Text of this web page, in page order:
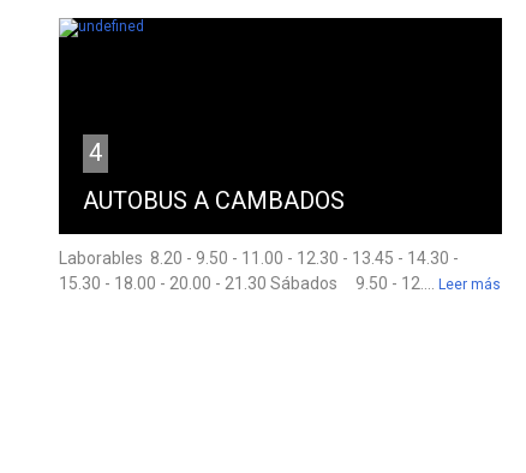
4
AUTOBUS A CAMBADOS
Laborables 8.20 - 9.50 - 11.00 - 12.30 - 13.45 - 14.30 -
15.30 - 18.00 - 20.00 - 21.30 Sábados 9.50 - 12....
Leer más